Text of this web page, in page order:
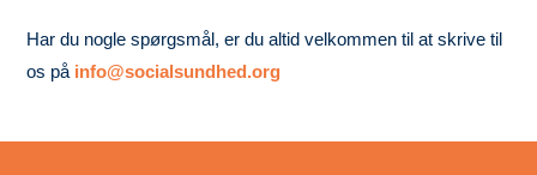
Har du nogle spørgsmål, er du altid velkommen til at skrive til
os på info@socialsundhed.org